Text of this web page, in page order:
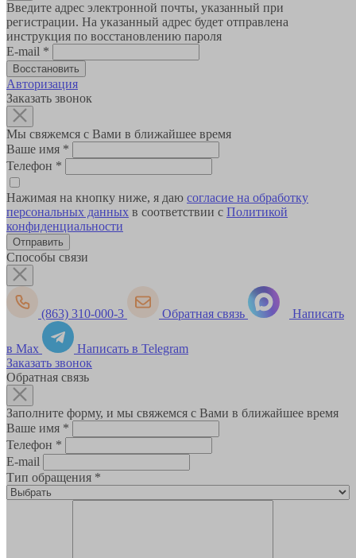
Введите адрес электронной почты, указанный при
регистрации. На указанный адрес будет отправлена
инструкция по восстановлению пароля
E-mail *
Авторизация
Заказать звонок
Мы свяжемся с Вами в ближайшее время
Ваше имя *
Телефон *
Нажимая на кнопку ниже, я даю согласие на обработку
персональных данных в соответствии с Политикой
конфиденциальности
Способы связи
(863) 310-000-3 Обратная связь Написать
в Max
Написать в Telegram
Заказать звонок
Обратная связь
Заполните форму, и мы свяжемся с Вами в ближайшее время
Ваше имя *
Телефон *
E-mail
Тип обращения *